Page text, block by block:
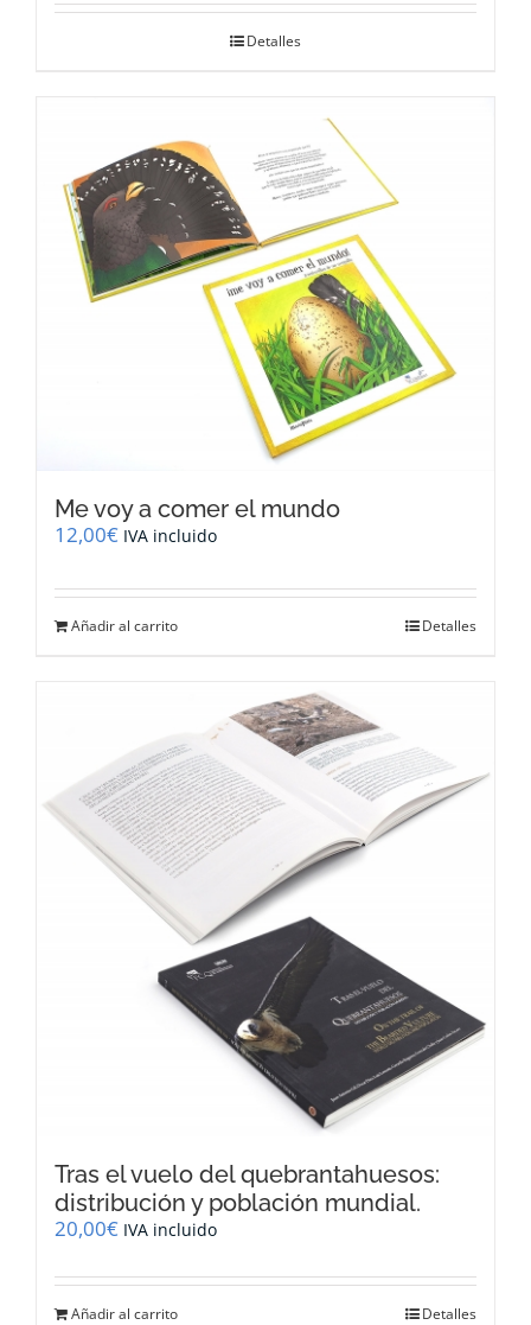
Detalles
Me voy a comer el mundo
12,00€ IVA incluido
Añadir al carrito Detalles
Tras el vuelo del quebrantahuesos:
distribución y población mundial.
20,00€ IVA incluido
Añadir al carrito Detalles